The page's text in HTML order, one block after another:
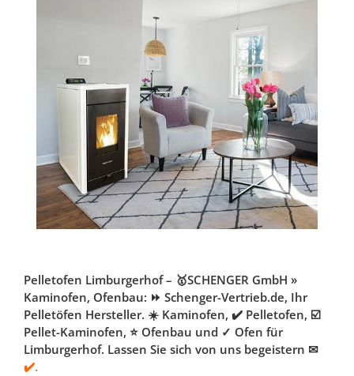
Pelletofen Limburgerhof – 🥇SCHENGER GmbH »
Kaminofen, Ofenbau: ⏩ Schenger-Vertrieb.de, Ihr
Pelletöfen Hersteller. ☀️ Kaminofen, ✔️ Pelletofen, ☑️
Pellet-Kaminofen, ⭐ Ofenbau und ✓ Ofen für
Limburgerhof. Lassen Sie sich von uns begeistern ✉
✔️.